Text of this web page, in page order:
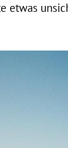
etwas